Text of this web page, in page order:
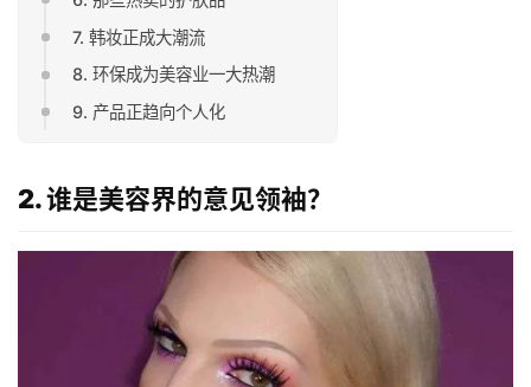
7. 韩妆正成大潮流
8. 环保成为美容业一大热潮
9. 产品正趋向个人化
2. 谁是美容界的意见领袖？